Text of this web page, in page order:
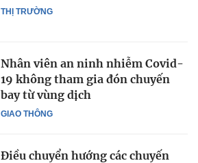
THỊ TRƯỜNG
GIAO THÔNG
Nhân viên an ninh nhiễm Covid-
19 không tham gia đón chuyến
bay từ vùng dịch
Điều chuyển hướng các chuyến